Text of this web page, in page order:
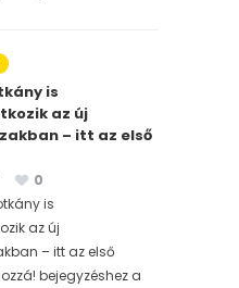
is
az új
– itt az első
0
is
az új
– itt az első
bejegyzéshez a